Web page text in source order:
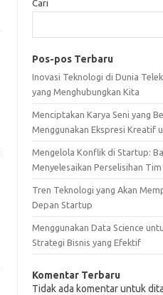
Cari
Pos-pos Terbaru
Inovasi Teknologi di Dunia
yang Menghubungkan Kita
Menciptakan Karya Seni yang
Menggunakan Ekspresi Kreatif
Mengelola Konflik di Startup:
Menyelesaikan Perselisihan Tim
Tren Teknologi yang Akan
Depan Startup
Menggunakan Data Science
Strategi Bisnis yang Efektif
Komentar Terbaru
Tidak ada komentar untuk